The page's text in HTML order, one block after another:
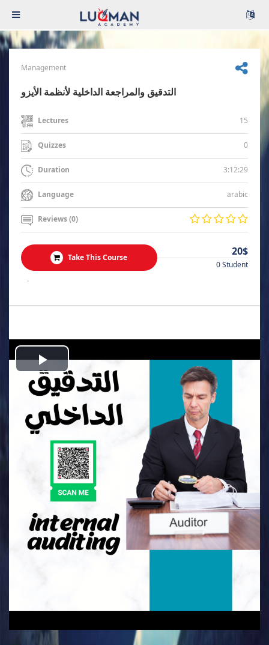
Management
التدقيق والمراجعة الداخلية لأنظمة الأيزو
Lectures 15
Quizzes 0
Duration 3:12:29
Language arabic
Reviews (0)
Take This Course 20$
0 Student
.
Play
Video